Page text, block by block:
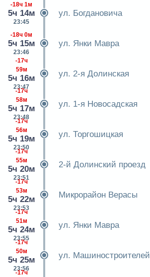
-18ч 1м
5ч 14м
23:45
ул. Богдановича
-18ч 0м
5ч 15м
23:46
ул. Янки Мавра
-17ч
59м
5ч 16м
23:47
ул. 2-я Долинская
-17ч
58м
5ч 17м
23:48
ул. 1-я Новосадская
-17ч
56м
5ч 19м
23:50
ул. Торгошицкая
-17ч
55м
5ч 20м
23:51
2-й Долинский проезд
-17ч
53м
5ч 22м
23:53
Микрорайон Верасы
-17ч
51м
5ч 24м
23:55
ул. Янки Мавра
-17ч
50м
5ч 25м
23:56
ул. Машиностроителей
-17ч